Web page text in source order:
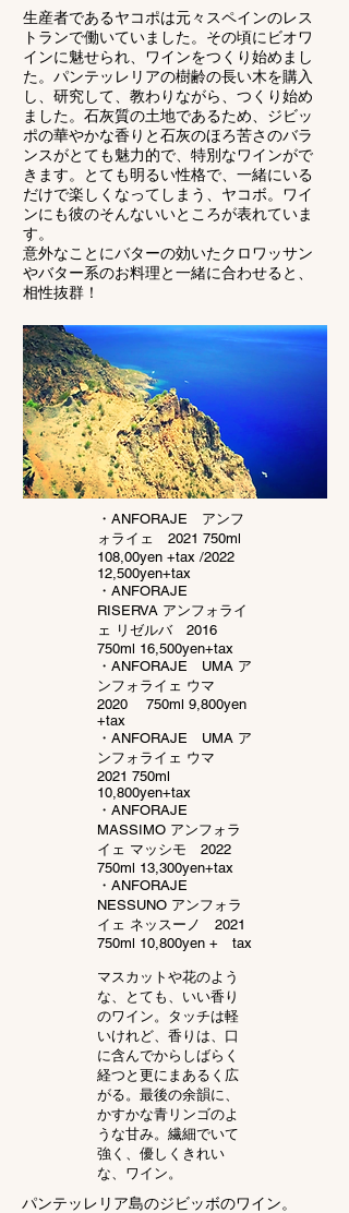
生産者であるヤコポは元々スペインのレス
トランで働いていました。その頃にビオワ
インに魅せられ、ワインをつくり始めまし
た。パンテッレリアの樹齢の長い木を購入
し、研究して、教わりながら、つくり始め
ました。石灰質の土地であるため、ジビッ
ポの華やかな香りと石灰のほろ苦さのバラ
ンスがとても魅力的で、特別なワインがで
きます。とても明るい性格で、一緒にいる
だけで楽しくなってしまう、ヤコボ。ワイ
ンにも彼のそんないいところが表れていま
す。
意外なことにバターの効いたクロワッサン
やバター系のお料理と一緒に合わせると、
相性抜群！
・ANFORAJE アンフ
ォライェ 2021 750ml
108,00yen +tax /2022
12,500yen+tax
・ANFORAJE
RISERVA アンフォライ
ェ リゼルバ 2016
750ml 16,500yen+tax
・ANFORAJE UMA ア
ンフォライェ ウマ
2020 750ml 9,800yen
+tax
・ANFORAJE UMA ア
ンフォライェ ウマ
2021 750ml
10,800yen+tax
・ANFORAJE
MASSIMO アンフォラ
イェ マッシモ 2022
750ml 13,300yen+tax
・ANFORAJE
NESSUNO アンフォラ
イェ ネッスーノ 2021
750ml 10,800yen + tax
マスカットや花のよう
な、とても、いい香り
のワイン。タッチは軽
いけれど、香りは、口
に含んでからしばらく
経つと更にまあるく広
がる。最後の余韻に、
かすかな青リンゴのよ
うな甘み。繊細でいて
強く、優しくきれい
な、ワイン。
パンテッレリア島のジビッボのワイン。